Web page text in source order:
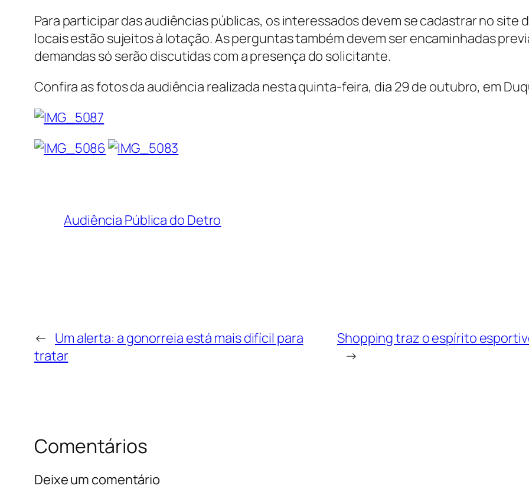
Para participar das audiências públicas, os interessados devem se cadastrar no site
locais estão sujeitos à lotação. As perguntas também devem ser encaminhadas
demandas só serão discutidas com a presença do solicitante.
Confira as fotos da audiência realizada nesta quinta-feira, dia 29 de outubro, em
Audiência Pública do Detro
← Um alerta: a gonorreia está mais difícil para
tratar
Shopping traz o espírito
→
Comentários
Deixe um comentário